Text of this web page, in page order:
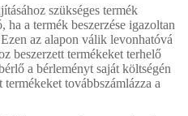
szükséges termék
ha a termék beszerzése igazoltan
az alapon válik levonhatóvá
beszerzett termékeket terhelő
a bérleményt saját költségén
továbbszámlázza a